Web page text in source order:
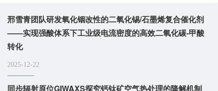
邢雪青团队研发氧化铟改性的二氧化锡/石墨烯复合催化剂
——实现强酸体系下工业级电流密度的高效二氧化碳-甲酸
转化
2025-12-22
同步辐射原位GIWAXS探究钙钛矿空气热处理的降解机制